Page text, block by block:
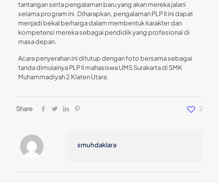
tantangan serta pengalaman baru yang akan mereka jalani
selama program ini. Diharapkan, pengalaman PLP II ini dapat
menjadi bekal berharga dalam membentuk karakter dan
kompetensi mereka sebagai pendidik yang profesional di
masa depan.
Acara penyerahan ini ditutup dengan foto bersama sebagai
tanda dimulainya PLP II mahasiswa UMS Surakarta di SMK
Muhammadiyah 2 Klaten Utara.
Share 2
smuhdaklara